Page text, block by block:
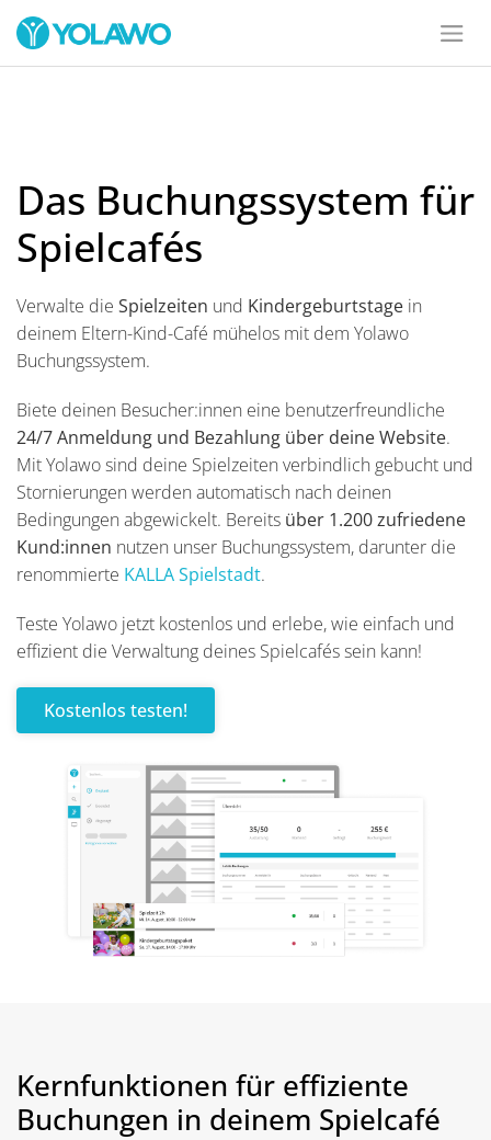
Das Buchungssystem für
Spielcafés
Verwalte die Spielzeiten und Kindergeburtstage in
deinem Eltern-Kind-Café mühelos mit dem Yolawo
Buchungssystem.
Biete deinen Besucher:innen eine benutzerfreundliche
24/7 Anmeldung und Bezahlung über deine Website.
Mit Yolawo sind deine Spielzeiten verbindlich gebucht und
Stornierungen werden automatisch nach deinen
Bedingungen abgewickelt. Bereits über 1.200 zufriedene
Kund:innen nutzen unser Buchungssystem, darunter die
renommierte KALLA Spielstadt.
Teste Yolawo jetzt kostenlos und erlebe, wie einfach und
effizient die Verwaltung deines Spielcafés sein kann!
Kostenlos testen!
Kernfunktionen für effiziente
Buchungen in deinem Spielcafé